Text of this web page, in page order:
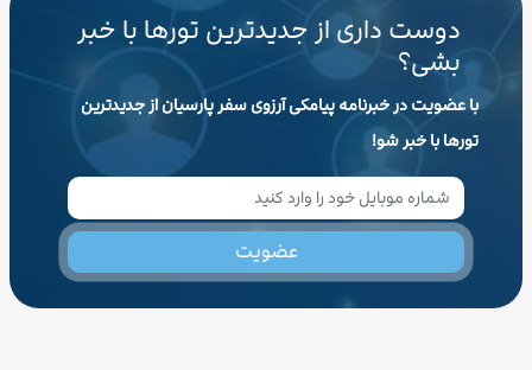
دوست داری از جدیدترین تورها با خبر
بشی؟
با عضویت در خبرنامه پیامکی آرزوی سفر پارسیان از جدیدترین
تورها با خبر شو!
عضویت